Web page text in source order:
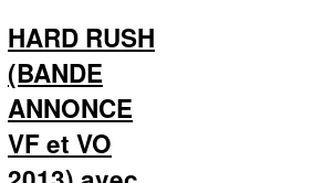
HARD RUSH
(BANDE
ANNONCE
VF et VO